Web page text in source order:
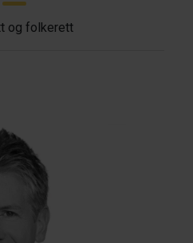
og folkerett